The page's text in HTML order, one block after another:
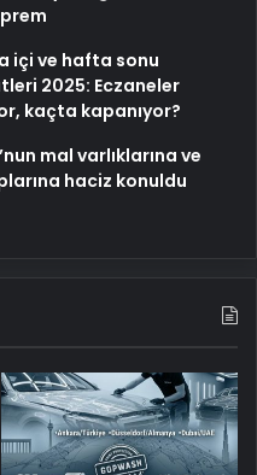
içi ve hafta sonu
2025: Eczaneler
kaçta kapanıyor?
mal varlıklarına ve
haciz konuldu